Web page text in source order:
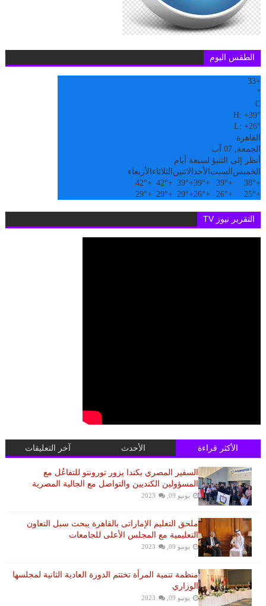
الطقس اليوم
+
33
°
C
H:+39°
L:+26°
القاهرة
الجمعة, 07 آب
أنظر إلى التنبؤ لسبعة أيام
الخميس السبت الأحدالاثنين الثلاثاء الأربعاء
+
38°
+
39°
+
39°
+
39°
+
42°
+
42°
+
25°
+
26°
+
26°
+
29°
+
29°
+
29°
التقرير نيوز TV
الأكثر قراءة الأحدث آخر التعليقات
السفير المصري بكندا يزور تورونتو للتفاعُل مع
المسؤولين الكنديين والتواصل مع الجالية المصرية
يونيو 09, 2023
ملحق التعليم الإماراتى بالقاهرة يبحث سبل التعاون
التعليمية مع المجلس الأعلى للجامعات
يونيو 09, 2023
منظمة تنمية المرأة تختتم الدورة العادية الثانية لمجلسها
الوزاري
يونيو 09, 2023